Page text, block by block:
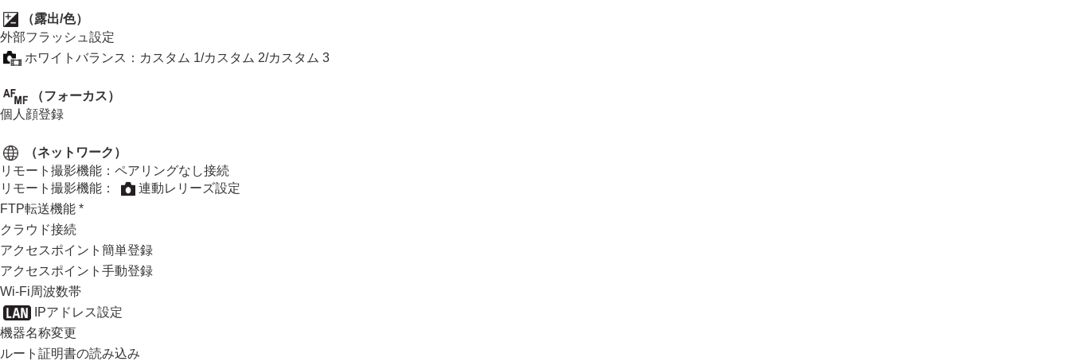
スマートフォンでできること
パソコンでできること
クラウドサービスを利用する
資料
故障かな？と思ったら
（露出/色）
外部フラッシュ設定
ホワイトバランス ： カスタム 1/カスタム 2/カスタム 3
（フォーカス）
個人顔登録
（ネットワーク ）
リモート撮影機能 ： ペアリングなし接続
リモート撮影機能 ：
連動レリーズ設定
FTP転送機能 *
クラウド接続
アクセスポイント簡単登録
アクセスポイント手動登録
Wi-Fi周波数帯
IPアドレス設定
機器名称変更
ルート証明書の読み込み